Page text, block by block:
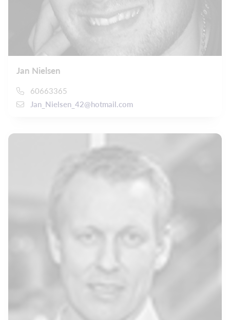
Jan Nielsen
60663365
Jan_Nielsen_42@hotmail.com